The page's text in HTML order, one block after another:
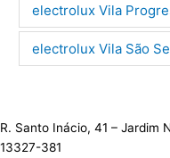
electrolux Vila
electrolux Vila São
R. Santo Inácio, 41 – Jardim
13327-381